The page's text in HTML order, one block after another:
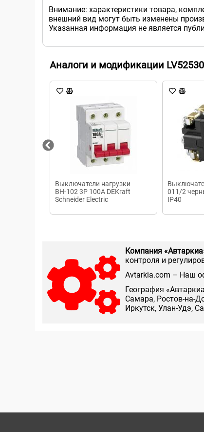
Внимание: характеристики товара,
внешний вид могут быть изменены
Указанная информация не является
Аналоги и модификации
Выключатели нагрузки
ВН-102 3Р 100А DEKraft
Schneider Electric
011/2
IP40
Компания
контроля и
Аvtarkia.com – Наш
География
Самара, Ростов-на-
Иркутск, Улан-Удэ,